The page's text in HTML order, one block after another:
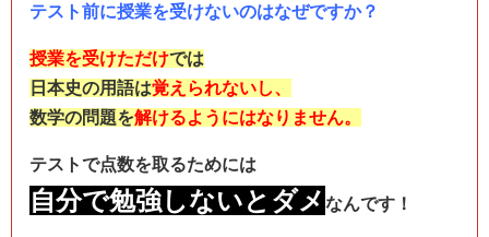
テスト前に授業を受けないのはなぜですか？
授業を受けただけでは
日本史の用語は覚えられないし、
数学の問題を解けるようにはなりません。
テストで点数を取るためには
自分で勉強しないとダメ なんです！